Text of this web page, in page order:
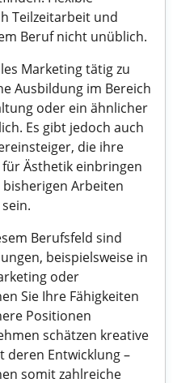
Teilzeitarbeit und
Beruf nicht unüblich.
Marketing tätig zu
Ausbildung im Bereich
oder ein ähnlicher
Es gibt jedoch auch
die ihre
Ästhetik einbringen
Arbeiten
Berufsfeld sind
beispielsweise in
oder
Sie Ihre Fähigkeiten
Positionen
schätzen kreative
deren Entwicklung –
somit zahlreiche